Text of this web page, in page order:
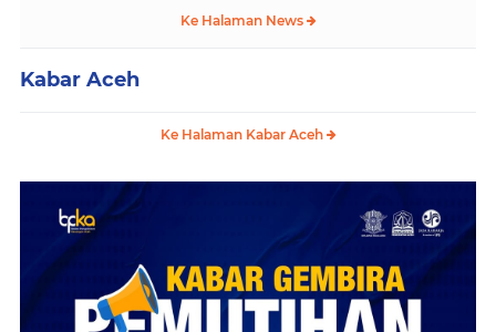
Ke Halaman News
Kabar Aceh
Ke Halaman Kabar Aceh